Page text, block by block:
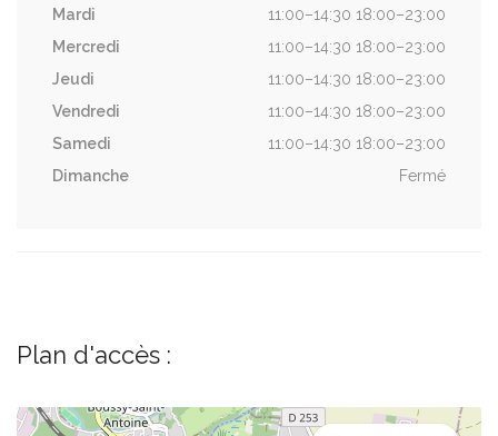
Mardi
11:00–14:30 18:00–23:00
Mercredi
11:00–14:30 18:00–23:00
Jeudi
11:00–14:30 18:00–23:00
Vendredi
11:00–14:30 18:00–23:00
Samedi
11:00–14:30 18:00–23:00
Dimanche
Fermé
Plan d'accès :